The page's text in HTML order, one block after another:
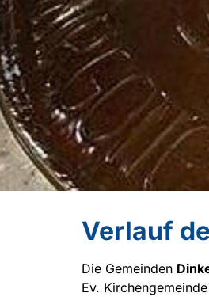
Verlauf
Die Gemeinden
Ev.